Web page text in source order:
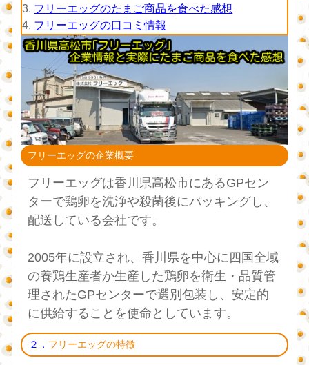
3. フリーエッグのたまご商品を食べた感想
4. フリーエッグの口コミ情報
フリーエッグの企業概要
フリーエッグは香川県高松市にあるGPセン
ターで鶏卵を洗浄や殺菌後にパッキングし、
配送している会社です。
2005年に設立され、香川県を中心に四国全域
の養鶏生産者か生産した鶏卵を衛生・品質管
理されたGPセンターで選別包装し、安定的
に供給することを使命としています。
２． フリーエッグの特徴